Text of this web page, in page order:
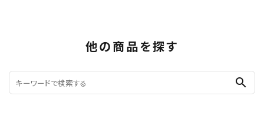
他の商品を探す
search